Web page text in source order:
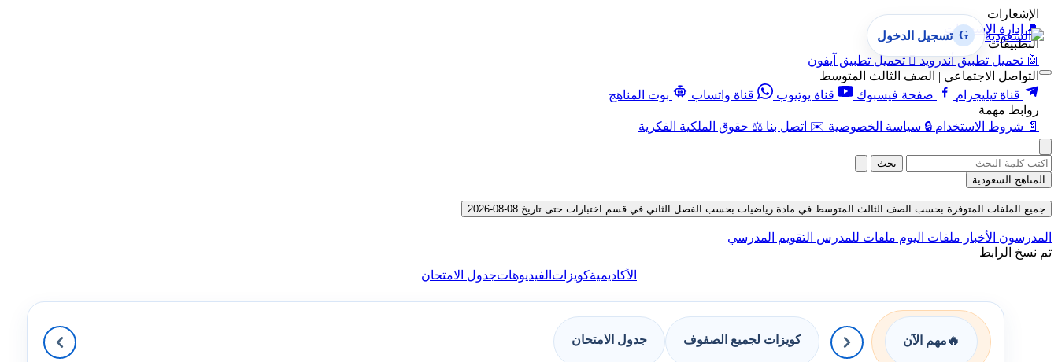
الإشعارات
🔔 إدارة الإشعارات
التطبيقات
🤖 تحميل تطبيق أندرويد  تحميل تطبيق آيفون
التواصل الاجتماعي | الصف الثالث المتوسط
قناة تيليجرام
صفحة فيسبوك قناة يوتيوب قناة واتساب
بوت المناهج
روابط مهمة
📄 شروط الاستخدام 🔒 سياسة الخصوصية ✉️ اتصل بنا ⚖️ حقوق الملكية الفكرية
G تسجيل الدخول
بحث
المناهج السعودية
جميع الملفات المتوفرة بحسب الصف الثالث المتوسط في مادة رياضيات بحسب الفصل الثاني في قسم اختبارات حتى تاريخ 08-08-2026
المدرسون الأخبار ملفات اليوم ملفات للمدرس التقويم المدرسي
تم نسخ الرابط
الأكاديميةكويزات الفيديوهاتجدول الامتحان
🔥 مهم الآن كويزات لجميع الصفوف جدول الامتحان